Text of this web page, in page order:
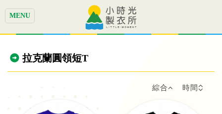
MENU
拉克蘭圓領短T
綜合 時間